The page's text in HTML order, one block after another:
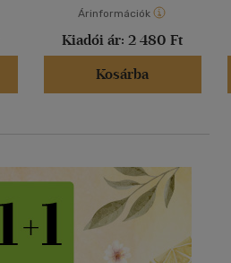
Árinformációk
Kiadói ár: 2 480 Ft
Kosárba